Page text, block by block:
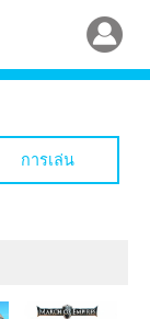
การเล่น